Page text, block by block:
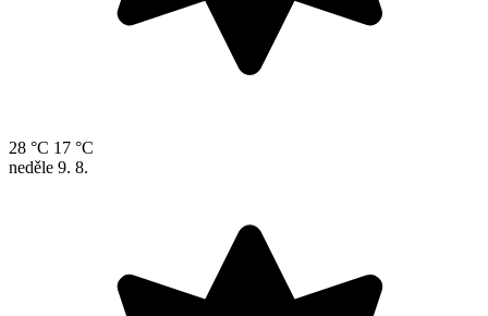
28 °C 17 °C
neděle 9. 8.